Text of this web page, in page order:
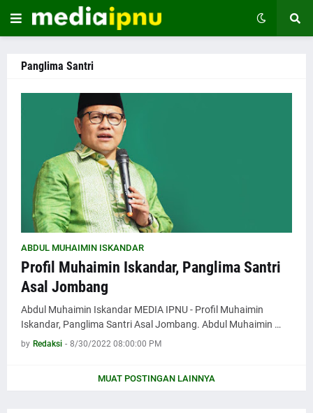
Panglima Santri
ABDUL MUHAIMIN ISKANDAR
Profil Muhaimin Iskandar, Panglima Santri
Asal Jombang
Abdul Muhaimin Iskandar MEDIA IPNU - Profil Muhaimin
Iskandar, Panglima Santri Asal Jombang. Abdul Muhaimin …
by Redaksi - 8/30/2022 08:00:00 PM
MUAT POSTINGAN LAINNYA